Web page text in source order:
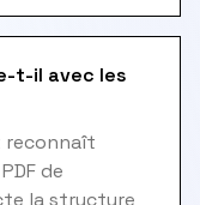
t-il avec les
reconnaît
de
la structure